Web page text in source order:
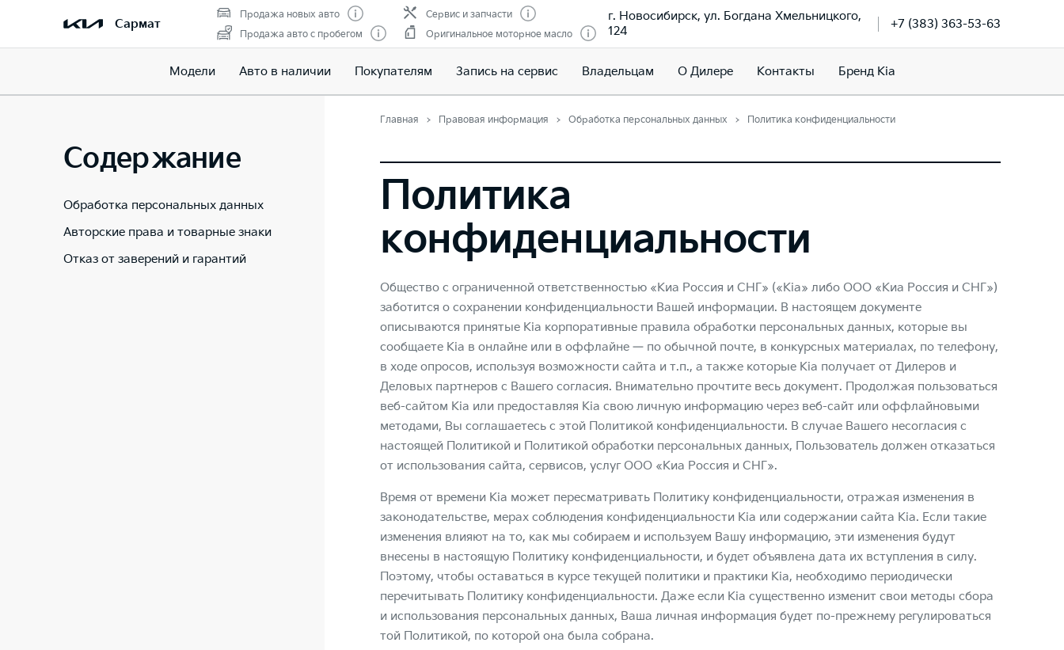
Сармат
Продажа новых авто
Продажа авто с пробегом
Сервис и запчасти
Оригинальное моторное масло
г. Новосибирск, ул. Богдана Хмельницкого,
124
+7 (383) 363-53-63
Модели Авто в наличии Покупателям Запись на сервис Владельцам О Дилере Контакты Бренд Kia
Содержание
Обработка персональных данных
Авторские права и товарные знаки
Отказ от заверений и гарантий
Главная Правовая информация Обработка персональных данных Политика конфиденциальности
Политика
конфиденциальности
Общество с ограниченной ответственностью «Киа Россия и СНГ» («Kia» либо ООО «Киа Россия и СНГ»)
заботится о сохранении конфиденциальности Вашей информации. В настоящем документе
описываются принятые Kia корпоративные правила обработки персональных данных, которые вы
сообщаете Kia в онлайне или в оффлайне — по обычной почте, в конкурсных материалах, по телефону,
в ходе опросов, используя возможности сайта и т.п., а также которые Kia получает от Дилеров и
Деловых партнеров с Вашего согласия. Внимательно прочтите весь документ. Продолжая пользоваться
веб-сайтом Kia или предоставляя Kia свою личную информацию через веб-сайт или оффлайновыми
методами, Вы соглашаетесь с этой Политикой конфиденциальности. В случае Вашего несогласия с
настоящей Политикой и Политикой обработки персональных данных, Пользователь должен отказаться
от использования сайта, сервисов, услуг ООО «Киа Россия и СНГ».
Время от времени Kia может пересматривать Политику конфиденциальности, отражая изменения в
законодательстве, мерах соблюдения конфиденциальности Kia или содержании сайта Kia. Если такие
изменения влияют на то, как мы собираем и используем Вашу информацию, эти изменения будут
внесены в настоящую Политику конфиденциальности, и будет объявлена дата их вступления в силу.
Поэтому, чтобы оставаться в курсе текущей политики и практики Kia, необходимо периодически
перечитывать Политику конфиденциальности. Даже если Kia существенно изменит свои методы сбора
и использования персональных данных, Ваша личная информация будет по-прежнему регулироваться
той Политикой, по которой она была собрана.